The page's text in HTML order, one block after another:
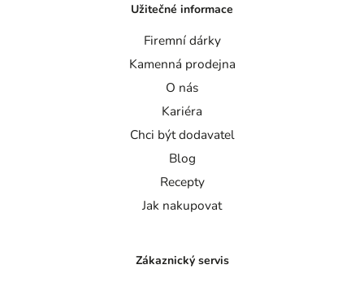
Užitečné informace
Firemní dárky
Kamenná prodejna
O nás
Kariéra
Chci být dodavatel
Blog
Recepty
Jak nakupovat
Zákaznický servis